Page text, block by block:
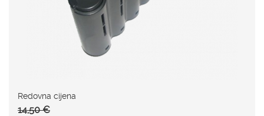
Redovna cijena
14,50 €